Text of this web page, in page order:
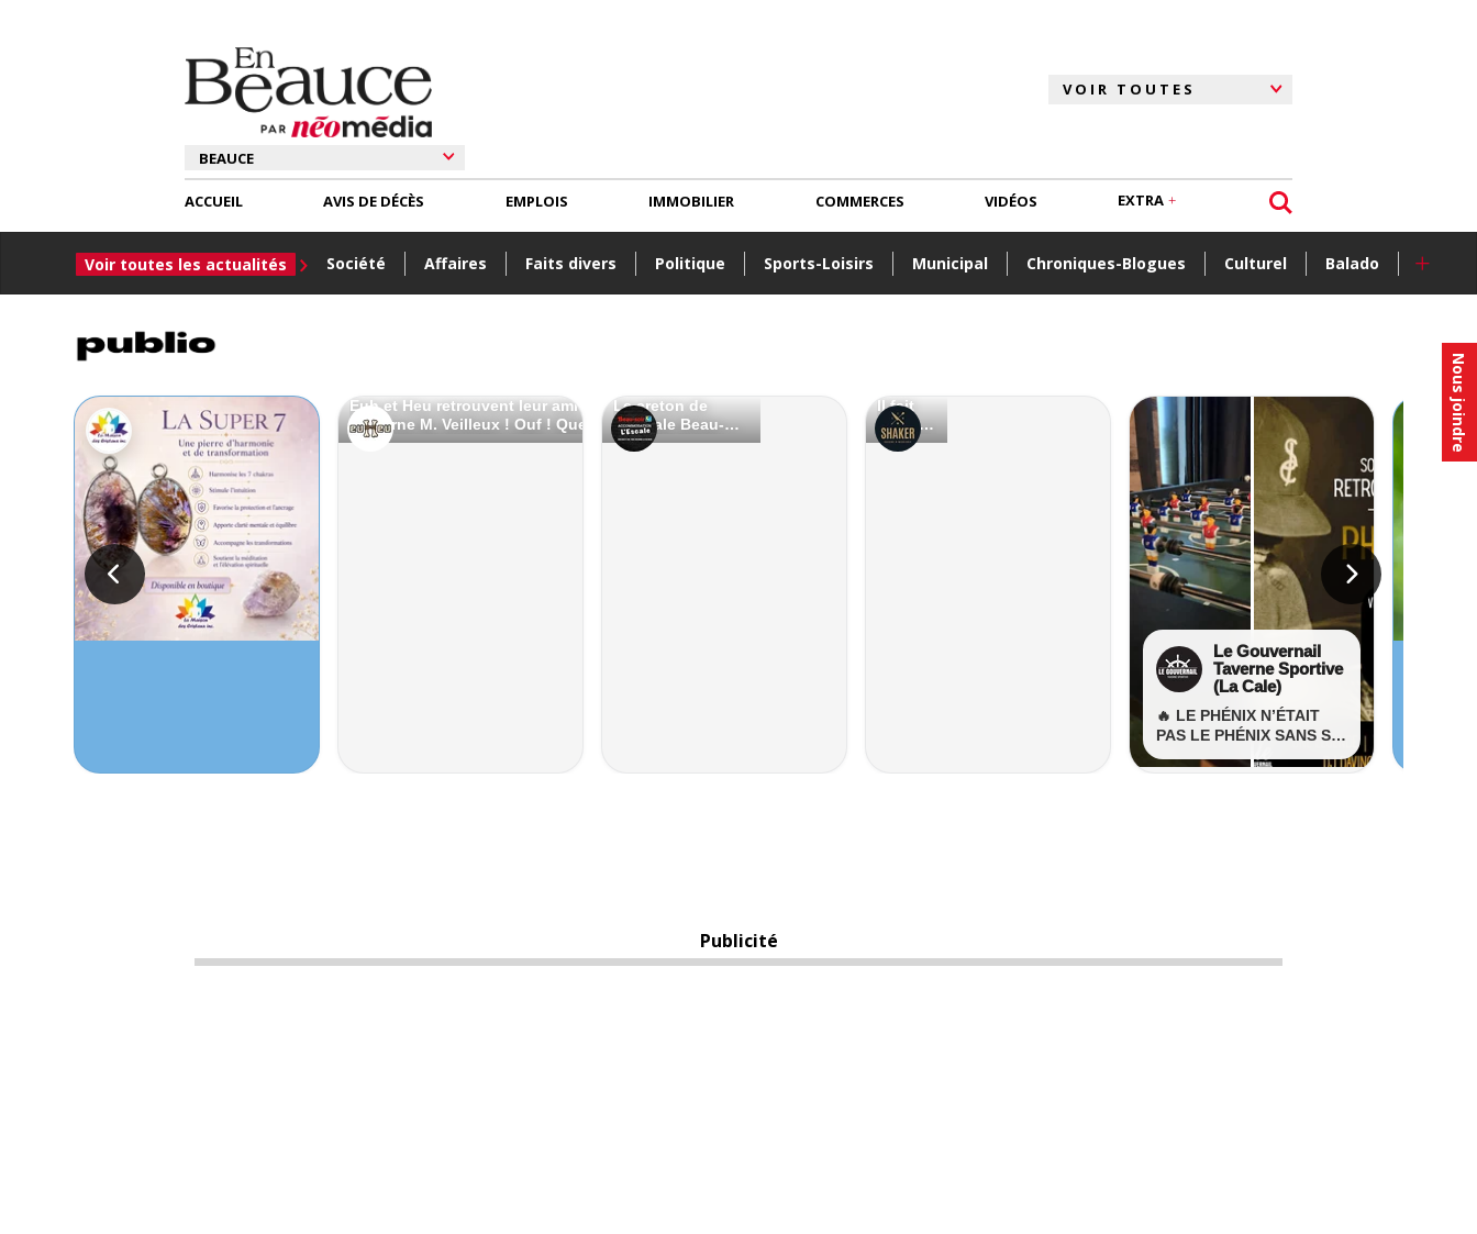
Nous joindre
ACCUEIL
Voir toutes les actualités Société Affaires Faits divers Politique Sports-Loisirs Municipal Chroniques-Blogues Culturel Balado +
AVIS DE DÉCÈS EMPLOIS IMMOBILIER COMMERCES VIDÉOS EXTRA
Publicité